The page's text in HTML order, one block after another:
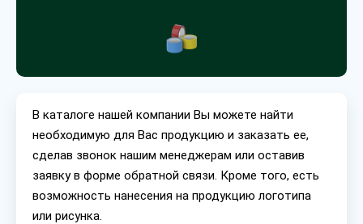
В каталоге нашей компании Вы можете найти
необходимую для Вас продукцию и заказать ее,
сделав звонок нашим менеджерам или оставив
заявку в форме обратной связи. Кроме того, есть
возможность нанесения на продукцию логотипа
или рисунка.